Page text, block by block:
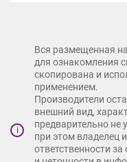
i
Вся размещенная
для ознакомления
скопирована и
применением.
Производители
внешний вид,
предварительно не
при этом владелец
ответственности